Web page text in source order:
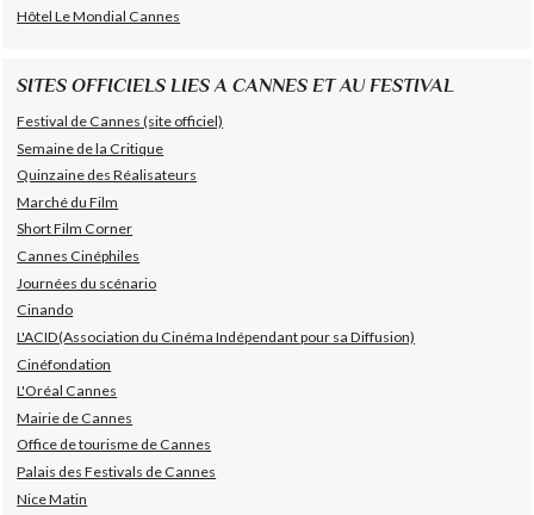
Hôtel Le Mondial Cannes
SITES OFFICIELS LIES A CANNES ET AU FESTIVAL
Festival de Cannes (site officiel)
Semaine de la Critique
Quinzaine des Réalisateurs
Marché du Film
Short Film Corner
Cannes Cinéphiles
Journées du scénario
Cinando
L'ACID(Association du Cinéma Indépendant pour sa Diffusion)
Cinéfondation
L'Oréal Cannes
Mairie de Cannes
Office de tourisme de Cannes
Palais des Festivals de Cannes
Nice Matin